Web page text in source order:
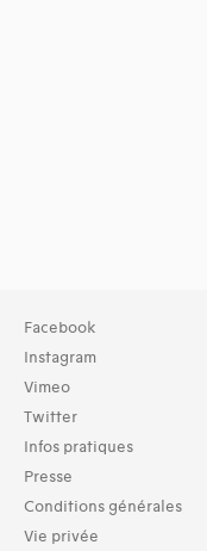
Facebook
Instagram
Vimeo
Twitter
Infos pratiques
Presse
Conditions générales
Vie privée